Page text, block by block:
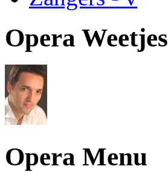
Opera Weetjes
Opera Menu